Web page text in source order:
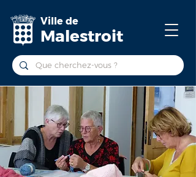
Ville de
Malestroit